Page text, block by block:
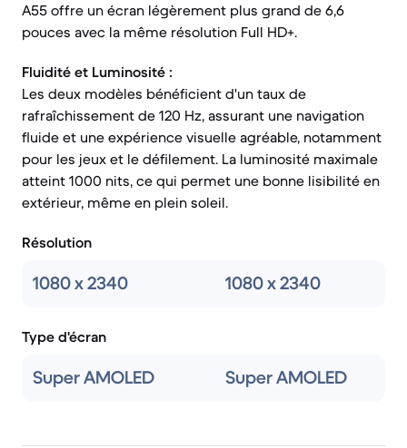
A55 offre un écran légèrement plus grand de 6,6
pouces avec la même résolution Full HD+.
Fluidité et Luminosité :
Les deux modèles bénéficient d'un taux de
rafraîchissement de 120 Hz, assurant une navigation
fluide et une expérience visuelle agréable, notamment
pour les jeux et le défilement. La luminosité maximale
atteint 1000 nits, ce qui permet une bonne lisibilité en
extérieur, même en plein soleil.
Résolution
1080 x 2340 1080 x 2340
Type d'écran
Super AMOLED Super AMOLED